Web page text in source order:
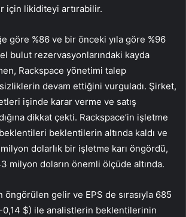
için likiditeyi artırabilir.
göre %86 ve bir önceki yıla göre %96
bulut rezervasyonlarındaki kayda
Rackspace yönetimi talep
devam ettiğini vurguladı. Şirket,
işinde karar verme ve satış
dikkat çekti. Rackspace’in işletme
beklentilerin altında kaldı ve
dolarlık bir işletme karı öngördü,
milyon doların önemli ölçüde altında.
öngörülen gelir ve EPS de sırasıyla 685
0,14 $) ile analistlerin beklentilerinin